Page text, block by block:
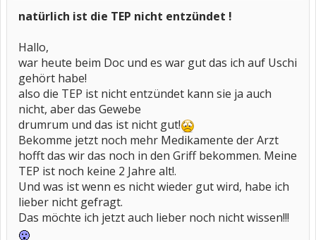
natürlich ist die TEP nicht entzündet !
Hallo,
war heute beim Doc und es war gut das ich auf Uschi
gehört habe!
also die TEP ist nicht entzündet kann sie ja auch
nicht, aber das Gewebe
drumrum und das ist nicht gut!
Bekomme jetzt noch mehr Medikamente der Arzt
hofft das wir das noch in den Griff bekommen. Meine
TEP ist noch keine 2 Jahre alt!.
Und was ist wenn es nicht wieder gut wird, habe ich
lieber nicht gefragt.
Das möchte ich jetzt auch lieber noch nicht wissen!!!